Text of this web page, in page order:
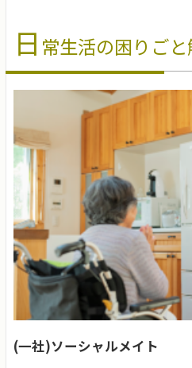
日 常生活の困りご
(一社)ソーシャルメイト